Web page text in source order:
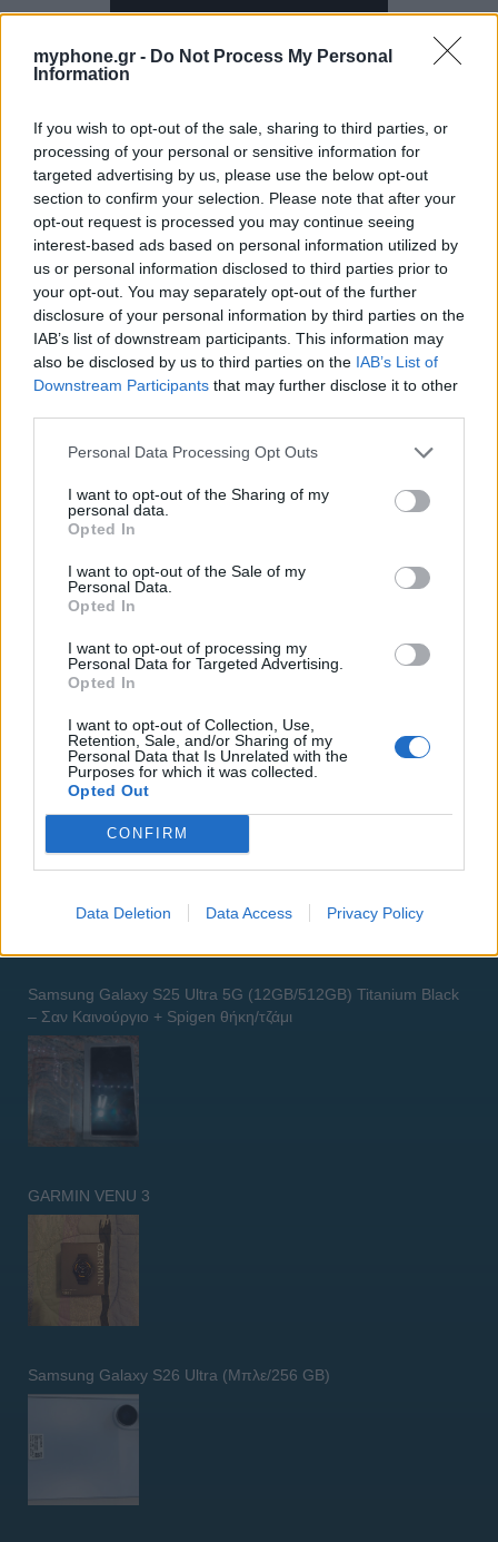
myphone.gr - Do Not Process My Personal
Information
If you wish to opt-out of the sale, sharing to third parties, or
processing of your personal or sensitive information for
targeted advertising by us, please use the below opt-out
section to confirm your selection. Please note that after your
opt-out request is processed you may continue seeing
interest-based ads based on personal information utilized by
us or personal information disclosed to third parties prior to
your opt-out. You may separately opt-out of the further
disclosure of your personal information by third parties on the
IAB’s list of downstream participants. This information may
also be disclosed by us to third parties on the IAB’s List of
Downstream Participants that may further disclose it to other
Personal Data Processing Opt Outs
I want to opt-out of the Sharing of my
personal data.
Opted In
I want to opt-out of the Sale of my
Personal Data.
Opted In
I want to opt-out of processing my
Personal Data for Targeted Advertising.
Opted In
I want to opt-out of Collection, Use,
Retention, Sale, and/or Sharing of my
Personal Data that Is Unrelated with the
Purposes for which it was collected.
Opted Out
CONFIRM
Data Deletion Data Access Privacy Policy
Samsung Galaxy S25 Ultra 5G (12GB/512GB) Titanium Black
– Σαν Καινούργιο + Spigen θήκη/τζάμι
GARMIN VENU 3
Samsung Galaxy S26 Ultra (Μπλε/256 GB)